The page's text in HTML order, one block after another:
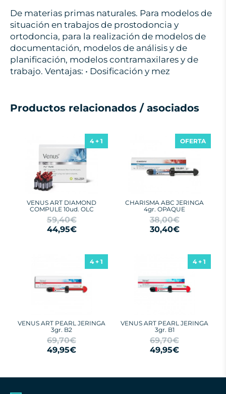
De materias primas naturales. Para modelos de
situación en trabajos de prostodoncia y
ortodoncia, para la realización de modelos de
documentación, modelos de análisis y de
planificación, modelos contramaxilares y de
trabajo. Ventajas: • Dosificación y mez
Productos relacionados / asociados
VENUS ART DIAMOND
COMPULE 10ud. OLC
59,40€
44,95€
4 + 1
CHARISMA ABC JERINGA
4gr. OPAQUE
38,00€
30,40€
OFERTA
VENUS ART PEARL JERINGA
3gr. B2
69,70€
49,95€
4 + 1
VENUS ART PEARL JERINGA
3gr. B1
69,70€
49,95€
4 + 1